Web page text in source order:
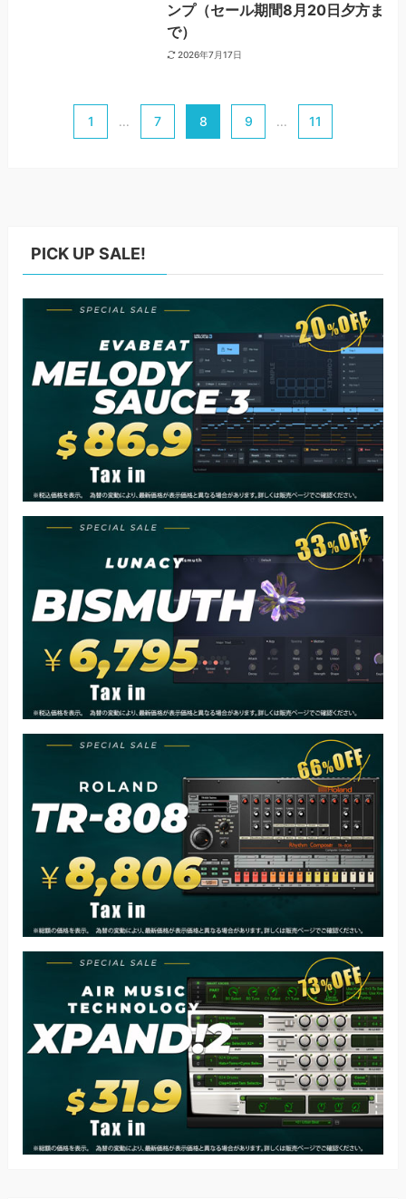
ンプ（セール期間8月20日夕方ま
で）
2026年7月17日
1 ... 7 8 9 ... 11
PICK UP SALE!